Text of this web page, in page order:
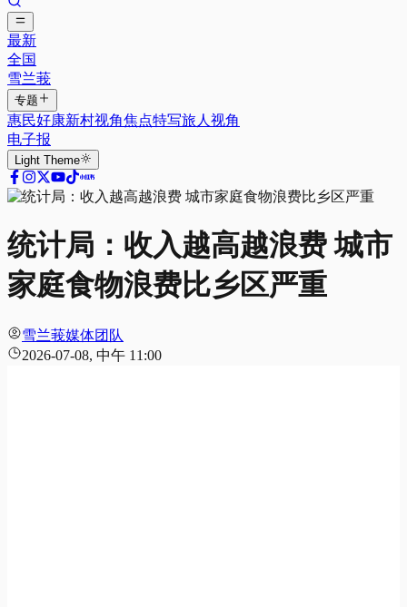
最新
全国
雪兰莪
专题
惠民好康新村视角焦点特写旅人视角
电子报
Light Theme
统计局：收入越高越浪费 城市
家庭食物浪费比乡区严重
雪兰莪媒体团队
2026-07-08, 中午 11:00